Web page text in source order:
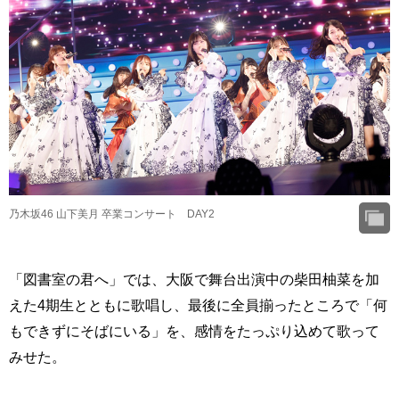
乃木坂46 山下美月 卒業コンサート DAY2
「図書室の君へ」では、大阪で舞台出演中の柴田柚菜を加
えた4期生とともに歌唱し、最後に全員揃ったところで「何
もできずにそばにいる」を、感情をたっぷり込めて歌って
みせた。